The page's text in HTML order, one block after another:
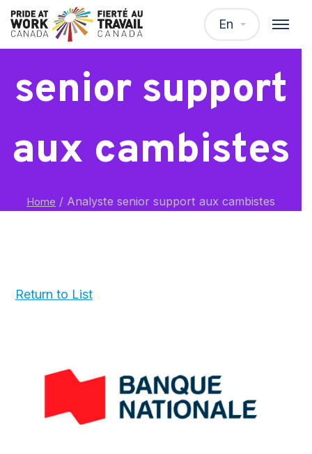
En
Analyste
senior support
aux cambistes
Home / Analyste senior support aux cambistes
Return to List